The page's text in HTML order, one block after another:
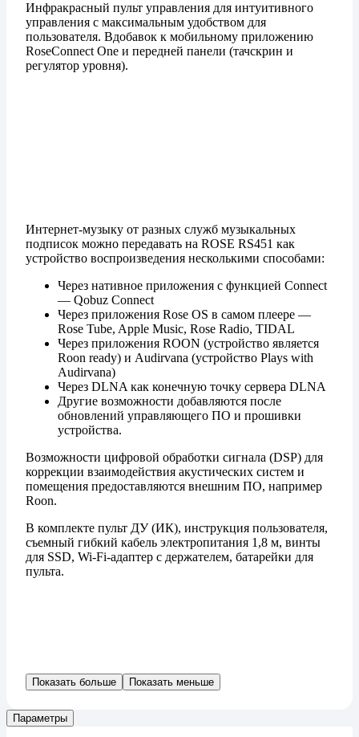
Инфракрасный пульт управления для интуитивного
управления с максимальным удобством для
пользователя. Вдобавок к мобильному приложению
RoseConnect One и передней панели (тачскрин и
регулятор уровня).
Интернет-музыку от разных служб музыкальных
подписок можно передавать на ROSE RS451 как
устройство воспроизведения несколькими способами:
Через нативное приложения с функцией Connect
— Qobuz Connect
Через приложения Rose OS в самом плеере —
Rose Tube, Apple Music, Rose Radio, TIDAL
Через приложения ROON (устройство является
Roon ready) и Audirvana (устройство Plays with
Audirvana)
Через DLNA как конечную точку сервера DLNA
Другие возможности добавляются после
обновлений управляющего ПО и прошивки
устройства.
Возможности цифровой обработки сигнала (DSP) для
коррекции взаимодействия акустических систем и
помещения предоставляются внешним ПО, например
Roon.
В комплекте пульт ДУ (ИК), инструкция пользователя,
съемный гибкий кабель электропитания 1,8 м, винты
для SSD, Wi-Fi-адаптер с держателем, батарейки для
пульта.
Показать больше Показать меньше
Параметры